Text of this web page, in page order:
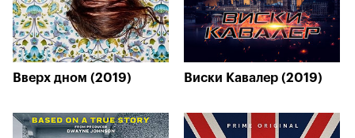
Вверх дном (2019) Виски Кавалер (2019)